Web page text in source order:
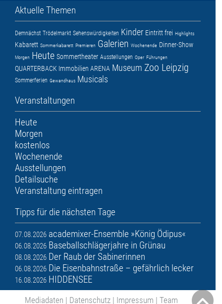
Aktuelle Themen
Demnächst Trödelmarkt Sehenswürdigkeiten Kinder Eintritt frei Highlights
Kabarett Sommerkabarett Premieren Galerien Wochenende Dinner-Show
Morgen Heute Sommertheater Ausstellungen Oper Führungen
QUARTERBACK Immobilien ARENA Museum Zoo Leipzig
Sommerferien Gewandhaus Musicals
Veranstaltungen
Heute
Morgen
kostenlos
Wochenende
Ausstellungen
Detailsuche
Veranstaltung eintragen
Tipps für die nächsten Tage
07.08.2026 academixer-Ensemble »König Ödipus«
06.08.2026 Baseballschlägerjahre in Grünau
08.08.2026 Der Raub der Sabinerinnen
06.08.2026 Die Eisenbahnstraße – gefährlich lecker
16.08.2026 HIDDENSEE
Mediadaten | Datenschutz | Impressum | Team